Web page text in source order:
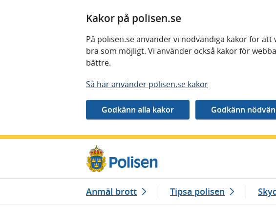
Kakor på polisen.se
På polisen.se använder vi nödvändiga kakor för att
bra som möjligt. Vi använder också kakor för
bättre.
Så här använder polisen.se kakor
Anmäl brott Tipsa polisen